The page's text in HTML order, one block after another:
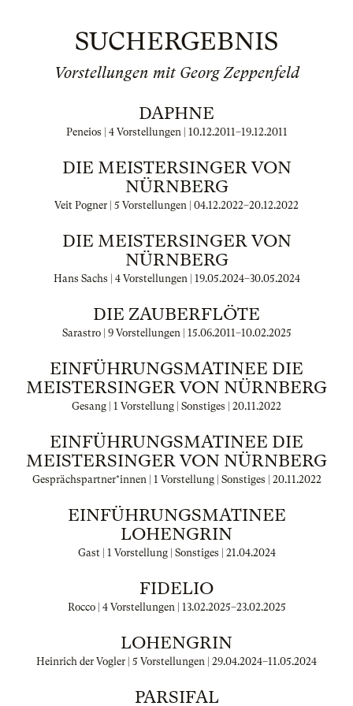
SUCHERGEBNIS
Vorstellungen mit Georg Zeppenfeld
DAPHNE
Peneios | 4 Vorstellungen | 10.12.2011–19.12.2011
DIE MEISTERSINGER VON
NÜRNBERG
Veit Pogner | 5 Vorstellungen | 04.12.2022–20.12.2022
DIE MEISTERSINGER VON
NÜRNBERG
Hans Sachs | 4 Vorstellungen | 19.05.2024–30.05.2024
DIE ZAUBERFLÖTE
Sarastro | 9 Vorstellungen | 15.06.2011–10.02.2025
EINFÜHRUNGSMATINEE DIE
MEISTERSINGER VON NÜRNBERG
Gesang | 1 Vorstellung | Sonstiges | 20.11.2022
EINFÜHRUNGSMATINEE DIE
MEISTERSINGER VON NÜRNBERG
Gesprächspartner*innen | 1 Vorstellung | Sonstiges | 20.11.2022
EINFÜHRUNGSMATINEE
LOHENGRIN
Gast | 1 Vorstellung | Sonstiges | 21.04.2024
FIDELIO
Rocco | 4 Vorstellungen | 13.02.2025–23.02.2025
LOHENGRIN
Heinrich der Vogler | 5 Vorstellungen | 29.04.2024–11.05.2024
PARSIFAL